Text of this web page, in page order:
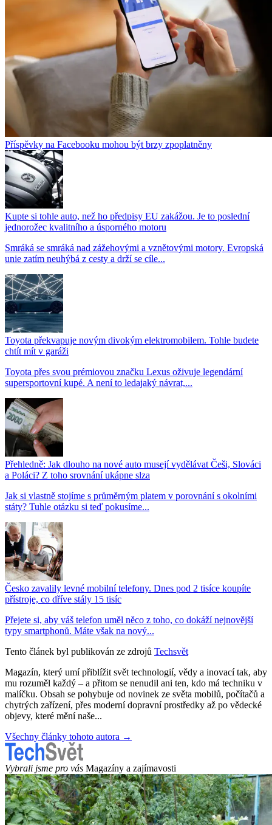
Příspěvky na Facebooku mohou být brzy zpoplatněny
Kupte si tohle auto, než ho předpisy EU zakážou. Je to poslední
jednorožec kvalitního a úsporného motoru
Smráká se smráká nad zážehovými a vznětovými motory. Evropská
unie zatím neuhýbá z cesty a drží se cíle...
Toyota překvapuje novým divokým elektromobilem. Tohle budete
chtít mít v garáži
Toyota přes svou prémiovou značku Lexus oživuje legendární
supersportovní kupé. A není to ledajaký návrat,...
Přehledně: Jak dlouho na nové auto musejí vydělávat Češi, Slováci
a Poláci? Z toho srovnání ukápne slza
Jak si vlastně stojíme s průměrným platem v porovnání s okolními
státy? Tuhle otázku si teď pokusíme...
Česko zavalily levné mobilní telefony. Dnes pod 2 tisíce koupíte
přístroje, co dříve stály 15 tisíc
Přejete si, aby váš telefon uměl něco z toho, co dokáží nejnovější
typy smartphonů. Máte však na nový...
Tento článek byl publikován ze zdrojů Techsvět
Magazín, který umí přiblížit svět technologií, vědy a inovací tak, aby
mu rozuměl každý – a přitom se nenudil ani ten, kdo má techniku v
malíčku. Obsah se pohybuje od novinek ze světa mobilů, počítačů a
chytrých zařízení, přes moderní dopravní prostředky až po vědecké
objevy, které mění naše...
Všechny články tohoto autora →
Vybrali jsme pro vás Magazíny a zajímavosti